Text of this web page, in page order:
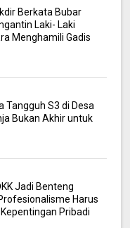
Berkata Bubar
Laki- Laki
Menghamili Gadis
Tangguh S3 di Desa
Bukan Akhir untuk
Jadi Benteng
Harus
Pribadi